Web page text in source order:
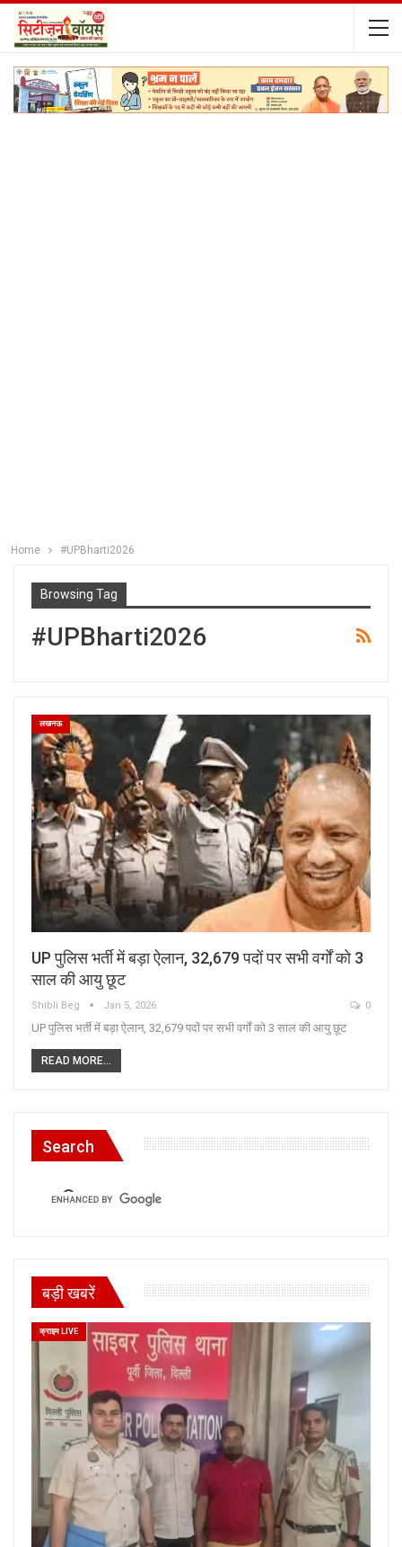
Home #UPBharti2026
Browsing Tag
#UPBharti2026
लखनऊ
UP पुलिस भर्ती में बड़ा ऐलान, 32,679 पदों पर सभी वर्गों को 3
साल की आयु छूट
Shibli Beg Jan 5, 2026 0
UP पुलिस भर्ती में बड़ा ऐलान, 32,679 पदों पर सभी वर्गों को 3 साल की आयु छूट
READ MORE...
Search
बड़ी खबरें
क्राइम LIVE